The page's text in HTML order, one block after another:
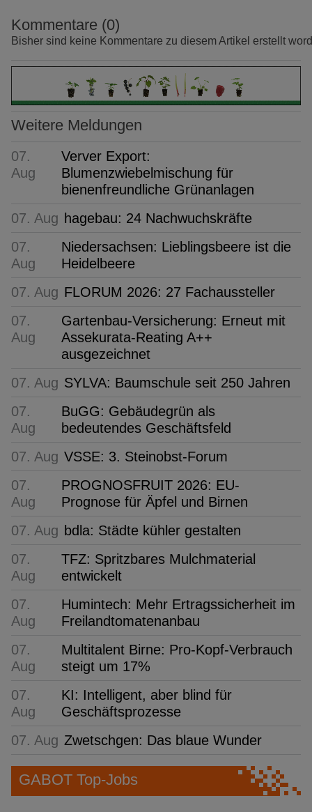
Kommentare (0)
Bisher sind keine Kommentare zu diesem Artikel erstellt
Weitere Meldungen
07.
Aug
Verver Export:
Blumenzwiebelmischung für
bienenfreundliche Grünanlagen
07. Aug hagebau: 24 Nachwuchskräfte
07.
Aug
Niedersachsen: Lieblingsbeere ist die
Heidelbeere
07. Aug FLORUM 2026: 27 Fachaussteller
07.
Aug
Gartenbau-Versicherung: Erneut mit
Assekurata-Reating A++
ausgezeichnet
07. Aug SYLVA: Baumschule seit 250 Jahren
07.
Aug
BuGG: Gebäudegrün als
bedeutendes Geschäftsfeld
07. Aug VSSE: 3. Steinobst-Forum
07.
Aug
PROGNOSFRUIT 2026: EU-
Prognose für Äpfel und Birnen
07. Aug bdla: Städte kühler gestalten
07.
Aug
TFZ: Spritzbares Mulchmaterial
entwickelt
07.
Aug
Humintech: Mehr Ertragssicherheit im
Freilandtomatenanbau
07.
Aug
Multitalent Birne: Pro-Kopf-Verbrauch
steigt um 17%
07.
Aug
KI: Intelligent, aber blind für
Geschäftsprozesse
07. Aug Zwetschgen: Das blaue Wunder
GABOT Top-Jobs